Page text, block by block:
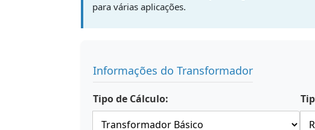
para várias aplicações.
Informações do Transformador
Tipo de Cálculo: